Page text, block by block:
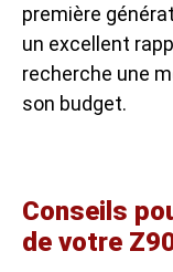
première
un excellent
recherche une
son budget.
Conseils
de votre